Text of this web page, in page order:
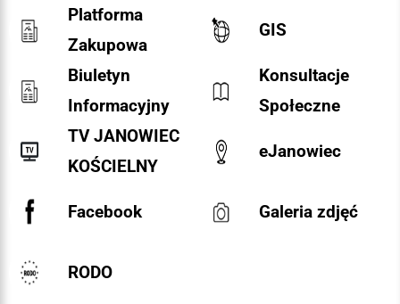
Platforma
Zakupowa
GIS
Biuletyn
Informacyjny
Konsultacje
Społeczne
TV JANOWIEC
KOŚCIELNY
eJanowiec
Facebook Galeria zdjęć
RODO